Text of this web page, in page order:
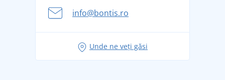
Aventura de vară începe cu bagajul - pregătiți-vă
pentru vacanță fără griji
Tricoul preferat City în rol principal: ținute pentru
info@bontis.ro
Unde ne veți găsi